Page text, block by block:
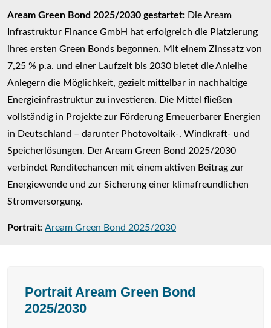
Aream Green Bond 2025/2030 gestartet: Die Aream
Infrastruktur Finance GmbH hat erfolgreich die Platzierung
ihres ersten Green Bonds begonnen. Mit einem Zinssatz von
7,25 % p.a. und einer Laufzeit bis 2030 bietet die Anleihe
Anlegern die Möglichkeit, gezielt mittelbar in nachhaltige
Energieinfrastruktur zu investieren. Die Mittel fließen
vollständig in Projekte zur Förderung Erneuerbarer Energien
in Deutschland – darunter Photovoltaik-, Windkraft- und
Speicherlösungen. Der Aream Green Bond 2025/2030
verbindet Renditechancen mit einem aktiven Beitrag zur
Energiewende und zur Sicherung einer klimafreundlichen
Stromversorgung.
Portrait: Aream Green Bond 2025/2030
Portrait Aream Green Bond
2025/2030